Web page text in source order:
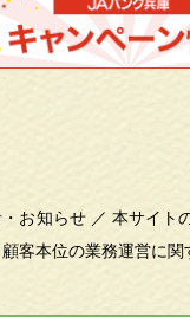
お知らせ ／本サイト
客本位の業務運営に